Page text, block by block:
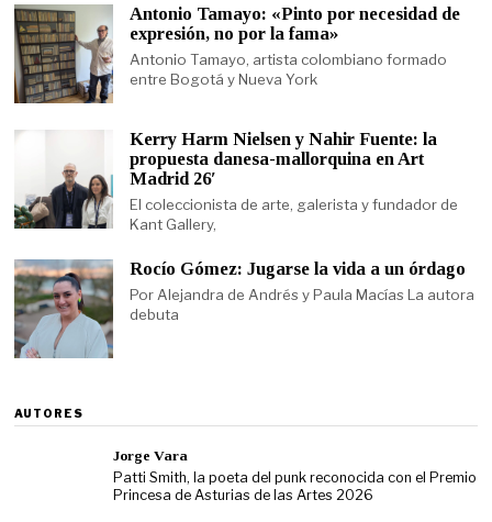
Antonio Tamayo: «Pinto por necesidad de
expresión, no por la fama»
Antonio Tamayo, artista colombiano formado
entre Bogotá y Nueva York
Kerry Harm Nielsen y Nahir Fuente: la
propuesta danesa-mallorquina en Art
Madrid 26′
El coleccionista de arte, galerista y fundador de
Kant Gallery,
Rocío Gómez: Jugarse la vida a un órdago
Por Alejandra de Andrés y Paula Macías La autora
debuta
AUTORES
Jorge Vara
Patti Smith, la poeta del punk reconocida con el Premio
Princesa de Asturias de las Artes 2026